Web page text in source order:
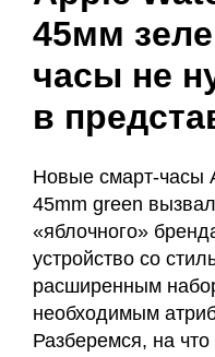
45мм
часы не
в
Новые смарт-часы
45mm green
«яблочного»
устройство со
расширенным
необходимым
Разберемся, на